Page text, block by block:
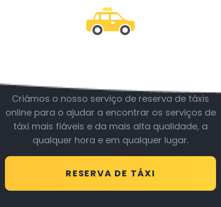
Criámos o nosso serviço de reserva de táxis
online para o ajudar a encontrar os serviços de
táxi mais fiáveis e da mais alta qualidade, a
qualquer hora e em qualquer lugar.
RESERVA DE TÁXI